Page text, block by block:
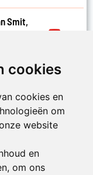
cookies
cookies en
om
website
en
om ons
Smit,